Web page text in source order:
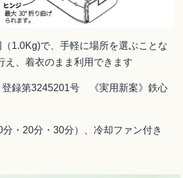
1.0Kg)で、手軽に場所を選ぶことな
え、着衣のまま利用できます
録第3245201号 《実用新案》鉄心
・20分・30分）、冷却ファン付き